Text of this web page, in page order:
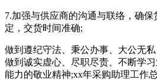
7.加强与供应商的沟通与联络，确
定，交货时间准确;
做到遵纪守法、秉公办事、大公无
做到诚实虚心、尽职尽责、不断学
能力的敬业精神;xx年采购助理工作